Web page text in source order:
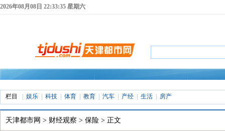
2026年08月08日 22:33:35 星期六
栏目 娱乐 科技 体育 教育 汽车 产经 生活 房产
天津都市网 > 财经观察 > 保险 > 正文